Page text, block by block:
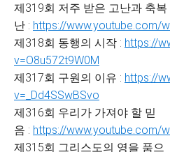
제319회 저주 받은 고난과 축복
난 : https://www.youtube.com/
제318회 동행의 시작 : https://
v=O8u572t9W0M
제317회 구원의 이유 : https://
v=_Dd4SSwBSvo
제316회 우리가 가져야 할 믿
음 : https://www.youtube.com/
제315회 그리스도의 영을 품으